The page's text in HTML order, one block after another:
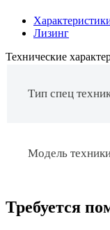
Лизинг
Технические
Тип спец
Модель
Требуется